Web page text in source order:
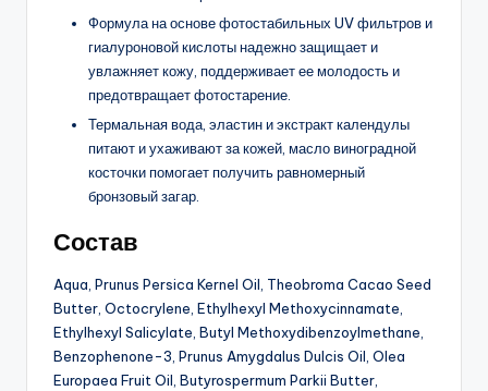
Формула на основе фотостабильных UV фильтров и
гиалуроновой кислоты надежно защищает и
увлажняет кожу, поддерживает ее молодость и
предотвращает фотостарение.
Термальная вода, эластин и экстракт календулы
питают и ухаживают за кожей, масло виноградной
косточки помогает получить равномерный
бронзовый загар.
Состав
Aqua, Prunus Persica Kernel Oil, Theobroma Cacao Seed
Butter, Octocrylene, Ethylhexyl Methoxycinnamate,
Ethylhexyl Salicylate, Butyl Methoxydibenzoylmethane,
Benzophenone-3, Prunus Amygdalus Dulcis Oil, Olea
Europaea Fruit Oil, Butyrospermum Parkii Butter,